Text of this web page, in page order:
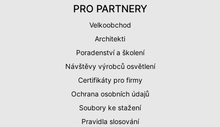
PRO PARTNERY
Velkoobchod
Architekti
Poradenství a školení
Návštěvy výrobců osvětlení
Certifikáty pro firmy
Ochrana osobních údajů
Soubory ke stažení
Pravidla slosování